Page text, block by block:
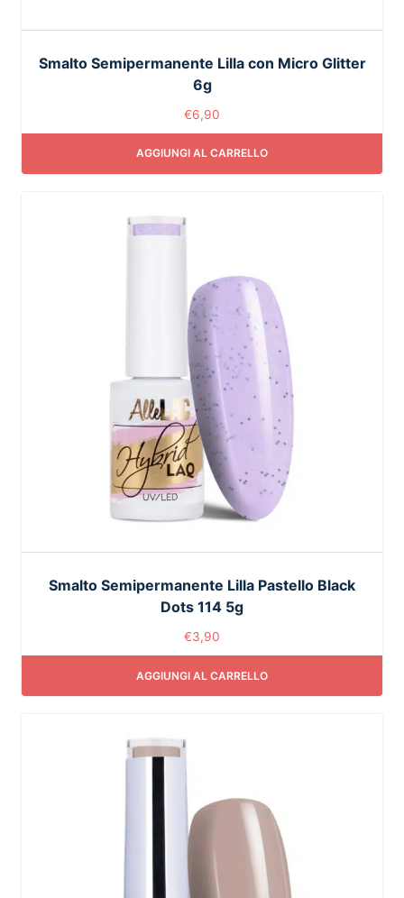
Smalto Semipermanente Lilla con Micro Glitter
6g
€6,90
AGGIUNGI AL CARRELLO
Smalto Semipermanente Lilla Pastello Black
Dots 114 5g
€3,90
AGGIUNGI AL CARRELLO